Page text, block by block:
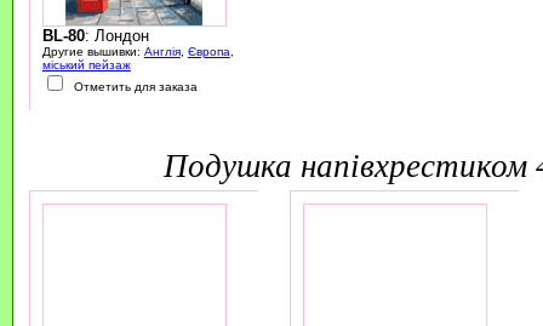
BL-80: Лондон
Другие вышивки: Англія, Європа
міський пейзаж
Отметить для заказа
подушка